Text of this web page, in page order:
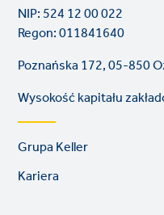
NIP: 524 12 00 022
Regon: 011841640
Poznańska 172, 05-850
Wysokość kapitału
Footer
links
Grupa Keller
Kariera